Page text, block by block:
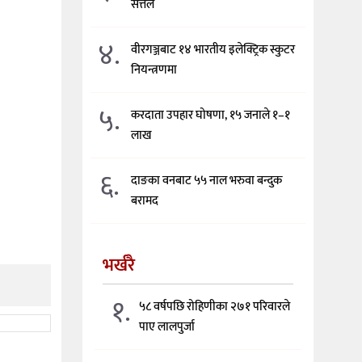
सत्तल
४.
वीरगञ्जबाट १४ भारतीय इलेक्ट्रिक स्कुटर
नियन्त्रणमा
५.
करदाता उपहार घोषणा, १५ जनाले १–१
लाख
६.
दाङका वनबाट ५५ नाल भरुवा बन्दुक
बरामद
भर्खरै
१. ५८ वर्षपछि रोहिणीका २७१ परिवारले
पाए लालपुर्जा